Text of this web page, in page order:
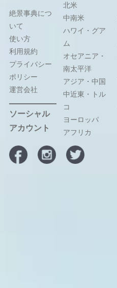
絶景事典につ
いて
使い方
利用規約
プライバシー
ポリシー
運営会社
ソーシャル
アカウント
北米
中南米
ハワイ・グア
ム
オセアニア・
南太平洋
アジア・中国
中近東・トル
コ
ヨーロッパ
アフリカ